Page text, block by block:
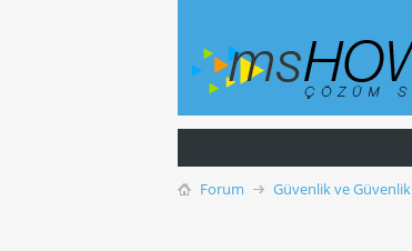
Forum Güvenlik ve Güvenlik